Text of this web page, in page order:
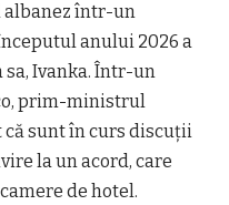
albanez într-un
anului 2026 a
Ivanka. Într-un
prim-ministrul
că sunt în curs discuţii
la un acord, care
de hotel.